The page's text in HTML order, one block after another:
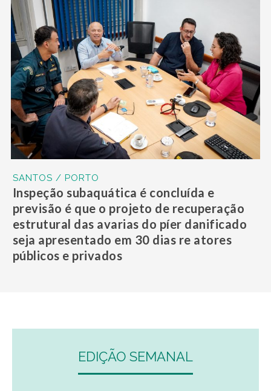
SANTOS / PORTO
Inspeção subaquática é concluída e
previsão é que o projeto de recuperação
estrutural das avarias do píer danificado
seja apresentado em 30 dias re atores
públicos e privados
EDIÇÃO SEMANAL